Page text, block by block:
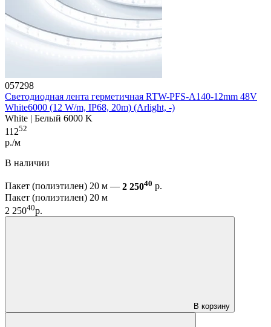
057298
Светодиодная лента герметичная RTW-PFS-A140-12mm 48V
White6000 (12 W/m, IP68, 20m) (Arlight, -)
White | Белый 6000 K
11252
р./м
В наличии
Пакет (полиэтилен) 20 м — 2 25040 р.
Пакет (полиэтилен) 20 м
2 25040р.
В корзину